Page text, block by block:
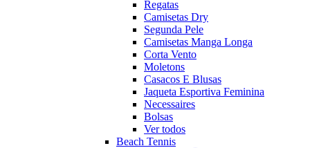
Regatas
Camisetas Dry
Segunda Pele
Camisetas Manga Longa
Corta Vento
Moletons
Casacos E Blusas
Jaqueta Esportiva Feminina
Necessaires
Bolsas
Ver todos
Beach Tennis